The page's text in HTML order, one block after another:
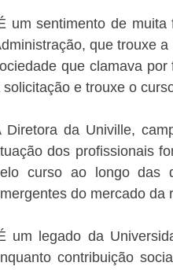
um sentimento de
que trouxe
que clamava
solicitação e trouxe o
Diretora da Univille,
dos profissionais
curso ao longo das
do mercado da
um legado da
contribuição